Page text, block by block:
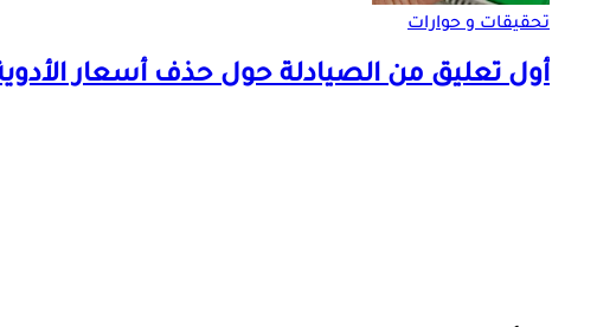
تحقيقات و حوارات
أول تعليق من الصيادلة حول حذف أسعار